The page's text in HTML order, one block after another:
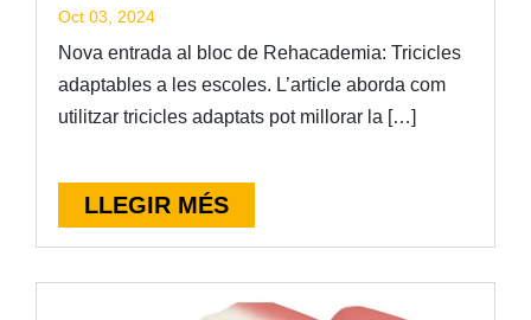
Oct 03, 2024
Nova entrada al bloc de Rehacademia: Tricicles
adaptables a les escoles. L’article aborda com
utilitzar tricicles adaptats pot millorar la […]
LLEGIR MÉS